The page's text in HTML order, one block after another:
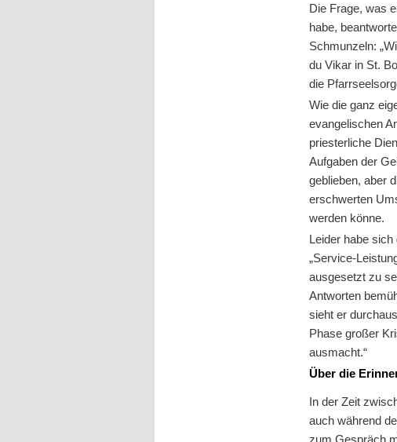
Die Frage, was
habe,
Schmunzeln:
du Vikar in St.
die
Wie die ganz
evangelischen
priesterliche
Aufgaben der
geblieben, aber
erschwerten
werden könne.
Leider habe
„Service-
ausgesetzt zu
Antworten
sieht er
Phase großer
ausmacht.“
Über die
In der Zeit
auch während